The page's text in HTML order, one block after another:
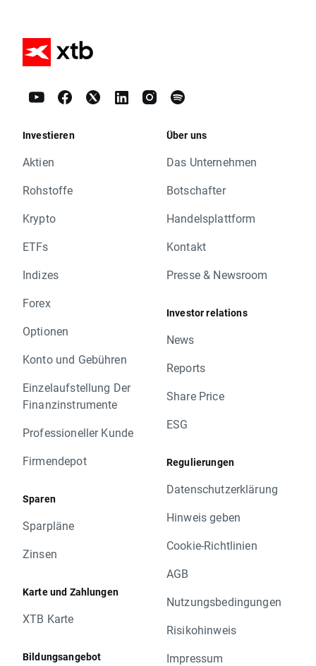
Investieren
Aktien
Rohstoffe
Krypto
ETFs
Indizes
Forex
Optionen
Konto und Gebühren
Einzelaufstellung Der
Finanzinstrumente
Professioneller Kunde
Firmendepot
Sparen
Sparpläne
Zinsen
Karte und Zahlungen
XTB Karte
Bildungsangebot
Über uns
Das Unternehmen
Botschafter
Handelsplattform
Kontakt
Presse & Newsroom
Investor relations
News
Reports
Share Price
ESG
Regulierungen
Datenschutzerklärung
Hinweis geben
Cookie-Richtlinien
AGB
Nutzungsbedingungen
Risikohinweis
Impressum